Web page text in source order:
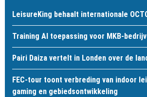
LeisureKing behaalt internationale
Training AI toepassing voor MKB-
Pairi Daiza vertelt in Londen over de
FEC-tour toont verbreding van indoor
gaming en gebiedsontwikkeling